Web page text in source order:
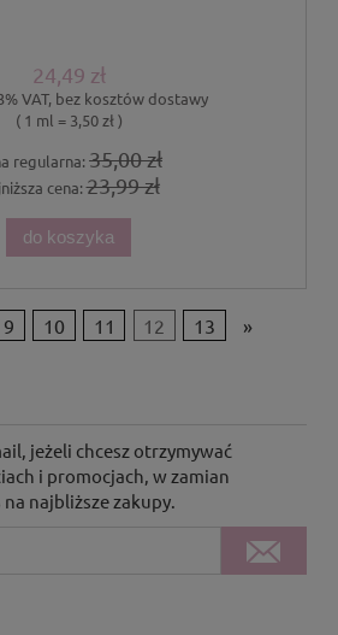
24,49 zł
VAT, bez kosztów dostawy
( 1 ml = 3,50 zł )
regularna: 35,00 zł
cena:23,99 zł
do koszyka
9 10 11 12 13 »
jeżeli chcesz otrzymywać
i promocjach, w zamian
najbliższe zakupy.